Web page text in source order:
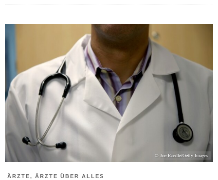
© Joe Raedle/Getty Images
ÄRZTE, ÄRZTE ÜBER ALLES